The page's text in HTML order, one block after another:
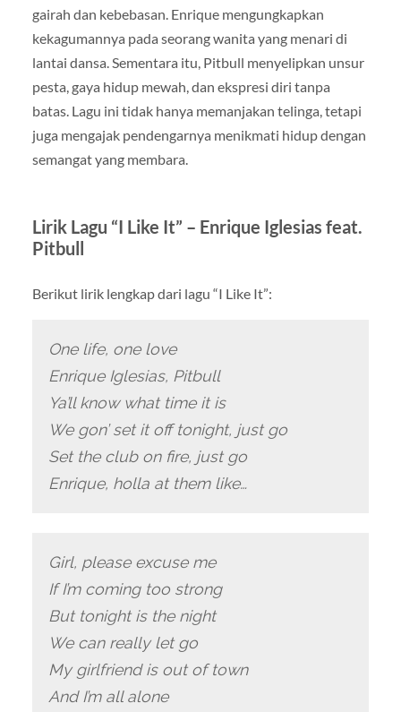
gairah dan kebebasan. Enrique mengungkapkan
kekagumannya pada seorang wanita yang menari di
lantai dansa. Sementara itu, Pitbull menyelipkan unsur
pesta, gaya hidup mewah, dan ekspresi diri tanpa
batas. Lagu ini tidak hanya memanjakan telinga, tetapi
juga mengajak pendengarnya menikmati hidup dengan
semangat yang membara.
Lirik Lagu “I Like It” – Enrique Iglesias feat.
Pitbull
Berikut lirik lengkap dari lagu “I Like It”:
One life, one love
Enrique Iglesias, Pitbull
Ya’ll know what time it is
We gon’ set it off tonight, just go
Set the club on fire, just go
Enrique, holla at them like…
Girl, please excuse me
If I’m coming too strong
But tonight is the night
We can really let go
My girlfriend is out of town
And I’m all alone